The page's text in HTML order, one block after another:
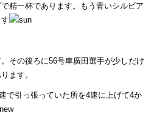
精一杯であります。もう青いシルビア
その後ろに56号車廣田選手が少しだけ
ます。
で引っ張っていた所を4速に上げて4か